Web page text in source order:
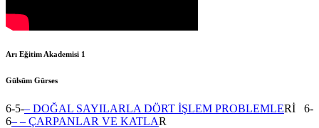
Arı Eğitim Akademisi 1
Gülsüm Gürses
6-5-– DOĞAL SAYILARLA DÖRT İŞLEM PROBLEMLERİ 6-
6– – ÇARPANLAR VE KATLAR